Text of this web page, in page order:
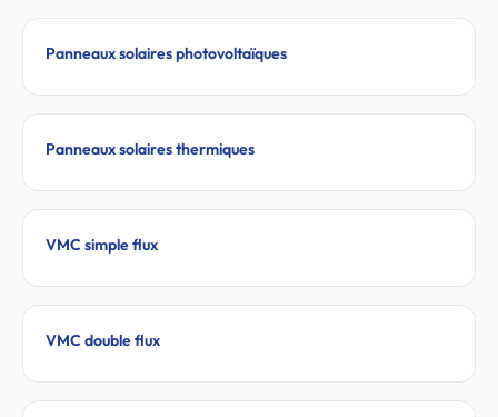
Panneaux solaires photovoltaïques
Panneaux solaires thermiques
VMC simple flux
VMC double flux